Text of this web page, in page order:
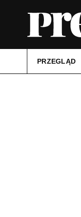
PRZEGLĄD